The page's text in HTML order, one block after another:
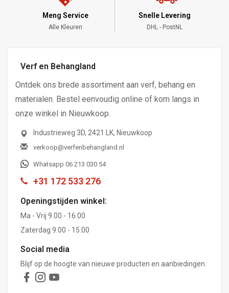
Meng Service
Alle Kleuren
Snelle Levering
DHL - PostNL
Verf en Behangland
Ontdek ons brede assortiment aan verf, behang en
materialen. Bestel eenvoudig online of kom langs in
onze winkel in Nieuwkoop.
Industrieweg 3D, 2421 LK, Nieuwkoop
verkoop@verfenbehangland.nl
Whatsapp 06 213 030 54
+31 172 533 276
Openingstijden winkel:
Ma - Vrij 9.00 - 16.00
Zaterdag 9.00 - 15.00
Social media
Blijf op de hoogte van nieuwe producten en aanbiedingen.